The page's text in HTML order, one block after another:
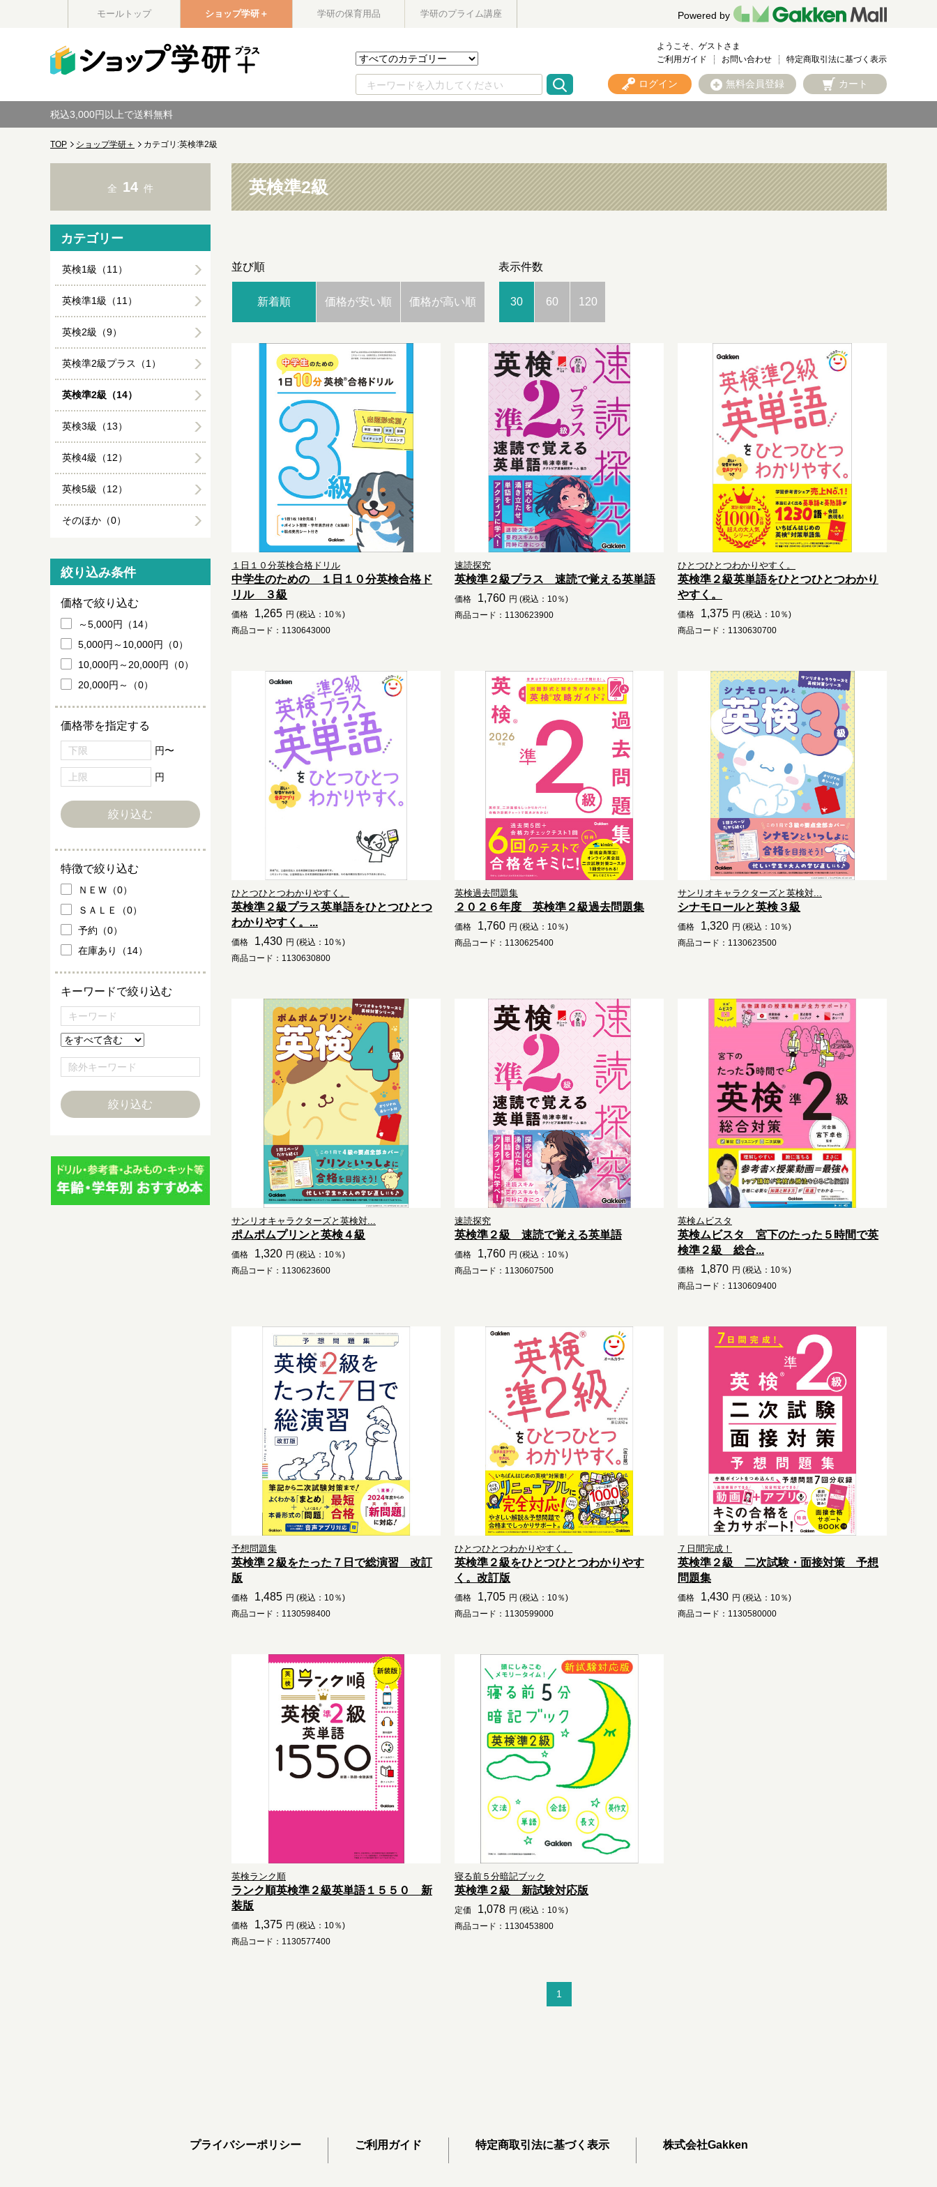
モールトップ ショップ学研＋ 学研の保育用品 学研のプライム講座 Powered by
ようこそ、ゲストさま
ご利用ガイド
お問い合わせ 特定商取引法に基づく表示
ログイン 無料会員登録 カート
税込3,000円以上で送料無料
TOP ショップ学研＋ カテゴリ:英検準2級
英検準2級
並び順
新着順 価格が安い順 価格が高い順
表示件数
30 60 120
１日１０分英検合格ドリル
中学生のための １日１０分英検合格ド
リル ３級
価格 1,265 円 (税込：10％)
商品コード：1130643000
速読探究
英検準２級プラス 速読で覚える英単語
価格 1,760 円 (税込：10％)
商品コード：1130623900
ひとつひとつわかりやすく。
英検準２級英単語をひとつひとつわかり
やすく。
価格 1,375 円 (税込：10％)
商品コード：1130630700
ひとつひとつわかりやすく。
英検準２級プラス英単語をひとつひとつ
わかりやすく。...
価格 1,430 円 (税込：10％)
商品コード：1130630800
英検過去問題集
２０２６年度 英検準２級過去問題集
価格 1,760 円 (税込：10％)
商品コード：1130625400
サンリオキャラクターズと英検対...
シナモロールと英検３級
価格 1,320 円 (税込：10％)
商品コード：1130623500
サンリオキャラクターズと英検対...
ポムポムプリンと英検４級
価格 1,320 円 (税込：10％)
商品コード：1130623600
速読探究
英検準２級 速読で覚える英単語
価格 1,760 円 (税込：10％)
商品コード：1130607500
英検ムビスタ
英検ムビスタ 宮下のたった５時間で英
検準２級 総合...
価格 1,870 円 (税込：10％)
商品コード：1130609400
予想問題集
英検準２級をたった７日で総演習 改訂
版
価格 1,485 円 (税込：10％)
商品コード：1130598400
ひとつひとつわかりやすく。
英検準２級をひとつひとつわかりやす
く。改訂版
価格 1,705 円 (税込：10％)
商品コード：1130599000
７日間完成！
英検準２級 二次試験・面接対策 予想
問題集
価格 1,430 円 (税込：10％)
商品コード：1130580000
英検ランク順
ランク順英検準２級英単語１５５０ 新
装版
価格 1,375 円 (税込：10％)
商品コード：1130577400
寝る前５分暗記ブック
英検準２級 新試験対応版
定価 1,078 円 (税込：10％)
商品コード：1130453800
1
全 14 件
カテゴリー
英検1級（11）
英検準1級（11）
英検2級（9）
英検準2級プラス（1）
英検準2級（14）
英検3級（13）
英検4級（12）
英検5級（12）
そのほか（0）
絞り込み条件
価格で絞り込む
～5,000円（14）
5,000円～10,000円（0）
10,000円～20,000円（0）
20,000円～（0）
価格帯を指定する
円〜
円
特徴で絞り込む
ＮＥＷ（0）
ＳＡＬＥ（0）
予約（0）
在庫あり（14）
キーワードで絞り込む
プライバシーポリシー ご利用ガイド 特定商取引法に基づく表示 株式会社Gakken